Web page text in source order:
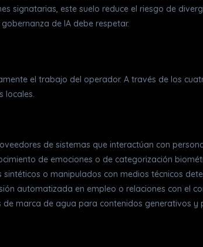
signatarias, este suelo reduce el riesgo de
de IA debe respetar.
el trabajo del operador. A través de los
locales.
de sistemas que interactúan con
de emociones o de categorización
o manipulados con medios técnicos
automatizada en empleo o relaciones con el
marca de agua para contenidos generativos